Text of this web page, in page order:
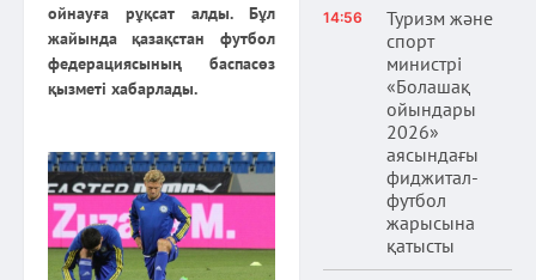
ойнауға рұқсат алды. Бұл
жайында қазақстан футбол
федерациясының баспасөз
қызметі хабарлады.
14:56
Туризм және
спорт
министрі
«Болашақ
ойындары
2026»
аясындағы
фиджитал-
футбол
жарысына
қатысты